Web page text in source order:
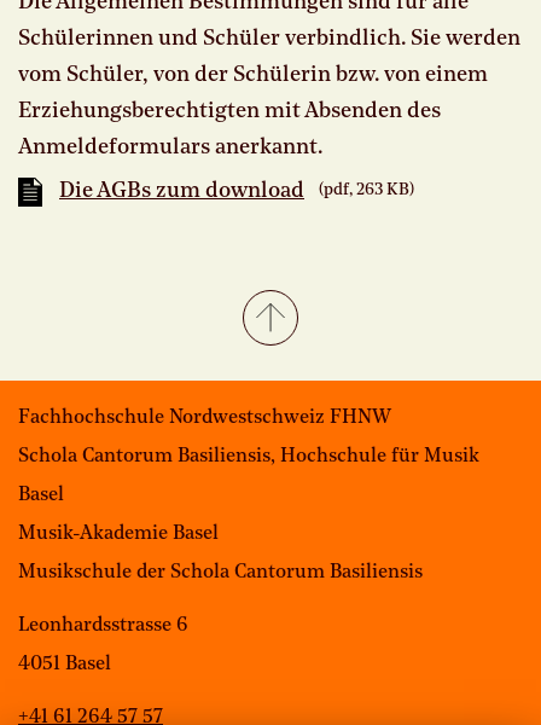
Schülerinnen und Schüler verbindlich. Sie werden
vom Schüler, von der Schülerin bzw. von einem
Erziehungsberechtigten mit Absenden des
Anmeldeformulars anerkannt.
Die AGBs zum download
(pdf, 263 KB)
Fachhochschule Nordwestschweiz FHNW
Schola Cantorum Basiliensis, Hochschule für Musik
Basel
Musik-Akademie Basel
Musikschule der Schola Cantorum Basiliensis
Leonhardsstrasse 6
4051 Basel
+41 61 264 57 57